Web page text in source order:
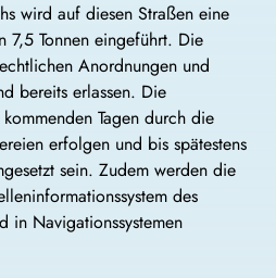
wird auf diesen Straßen eine
7,5 Tonnen eingeführt. Die
Anordnungen und
bereits erlassen. Die
Tagen durch die
erfolgen und bis spätestens
sein. Zudem werden die
des
in Navigationssystemen